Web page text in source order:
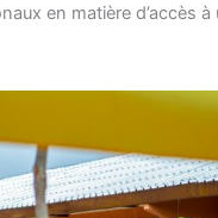
en matière d’accès